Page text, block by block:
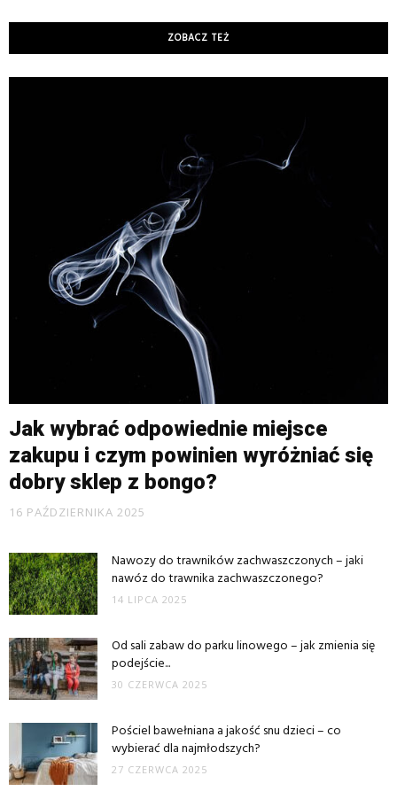
ZOBACZ TEŻ
Jak wybrać odpowiednie miejsce
zakupu i czym powinien wyróżniać się
dobry sklep z bongo?
16 PAŹDZIERNIKA 2025
Nawozy do trawników zachwaszczonych – jaki
nawóz do trawnika zachwaszczonego?
14 LIPCA 2025
Od sali zabaw do parku linowego – jak zmienia się
podejście...
30 CZERWCA 2025
Pościel bawełniana a jakość snu dzieci – co
wybierać dla najmłodszych?
27 CZERWCA 2025